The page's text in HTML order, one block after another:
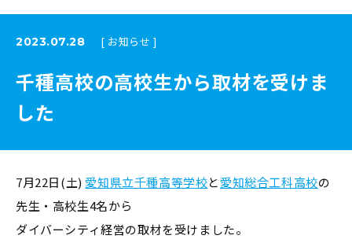
2023.07.28 [ お知らせ ]
千種高校の高校生から取材を受けま
した
7月22日(土) 愛知県立千種高等学校と愛知総合工科高校の
先生・高校生4名から
ダイバーシティ経営の取材を受けました。